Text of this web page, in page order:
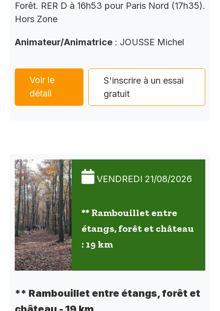
Forêt. RER D à 16h53 pour Paris Nord (17h35).
Hors Zone
Animateur/Animatrice : JOUSSE Michel
Voir le
détail
S'inscrire à un essai
gratuit
VENDREDI 21/08/2026
** Rambouillet entre
étangs, forêt et château
: 19 km
** Rambouillet entre étangs, forêt et